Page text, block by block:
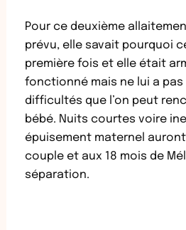
Pour ce deuxième
prévu, elle savait pourquoi
première fois et elle était
fonctionné mais ne lui a pas
difficultés que l’on peut
bébé. Nuits courtes voire
épuisement maternel
couple et aux 18 mois de
séparation.